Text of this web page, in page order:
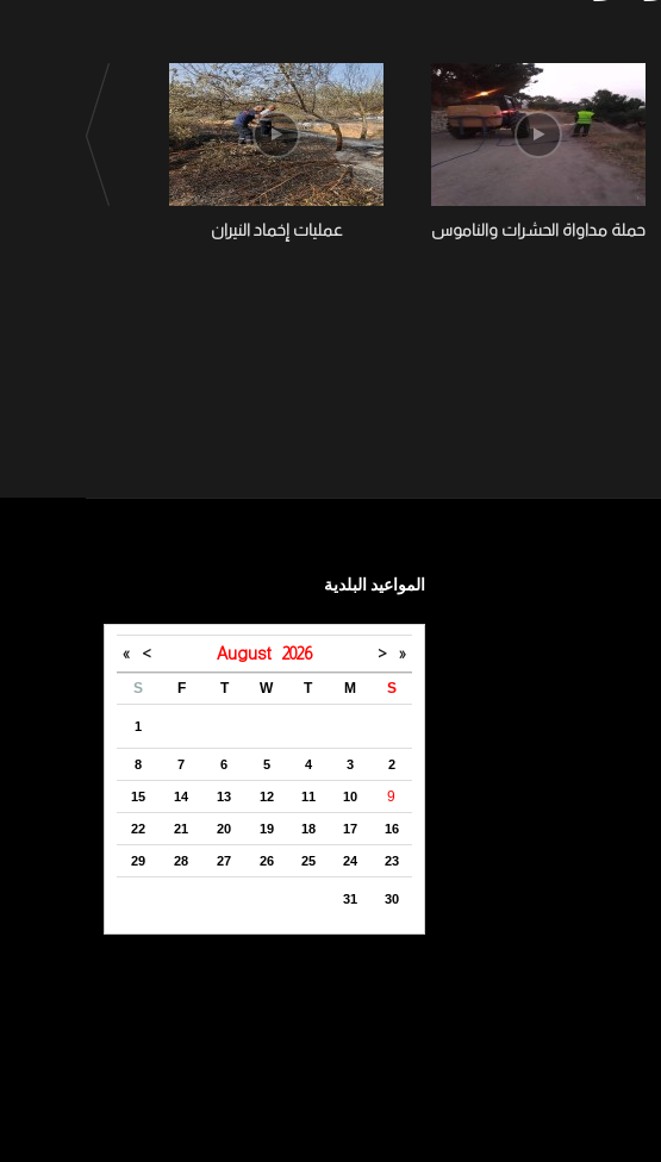
حملة مداواة الحشرات والناموس عمليات إخماد النيران
المواعيد البلدية
«
<
August 2026
>
»
S
M
T
W
T
F
S
1
2
3
4
5
6
7
8
9
10
11
12
13
14
15
16
17
18
19
20
21
22
23
24
25
26
27
28
29
30
31